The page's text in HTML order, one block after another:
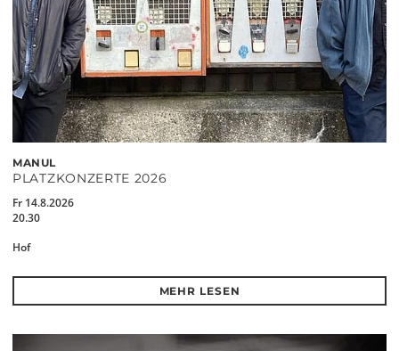
MANUL
PLATZKONZERTE 2026
Fr 14.8.2026
20.30
Hof
MEHR LESEN